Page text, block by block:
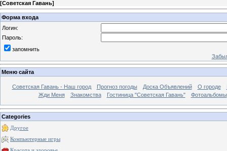
[Советская Гавань]
Форма входа
Логин:
Пароль:
запомнить
Меню сайта
Советская Гавань - Наш город Прогноз погоды Доска Объявлений О городе
Жди Меня
Знакомства Гостиница "Советская Гавань" Фотоальбомы
Categories
Другое
Компьютерные игры